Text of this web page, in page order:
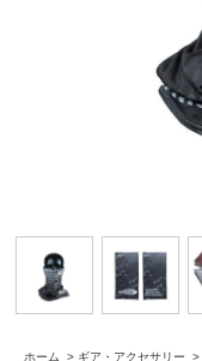
ホーム > ギア・アクセサリー >